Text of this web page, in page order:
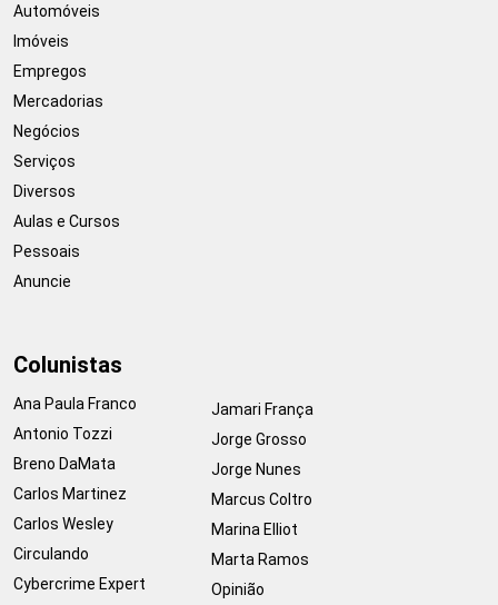
Automóveis
Imóveis
Empregos
Mercadorias
Negócios
Serviços
Diversos
Aulas e Cursos
Pessoais
Anuncie
Colunistas
Ana Paula Franco
Antonio Tozzi
Breno DaMata
Carlos Martinez
Carlos Wesley
Circulando
Cybercrime Expert
Jamari França
Jorge Grosso
Jorge Nunes
Marcus Coltro
Marina Elliot
Marta Ramos
Opinião